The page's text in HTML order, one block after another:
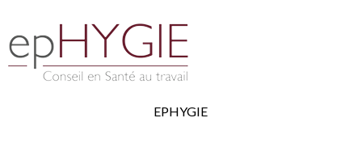
EPHYGIE